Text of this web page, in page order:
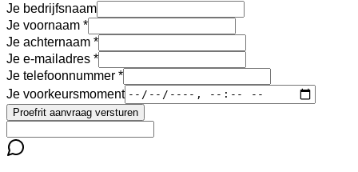
Je bedrijfsnaam
Je voornaam
Je achternaam
Je e-mailadres
Je telefoonnummer
Je voorkeursmoment
Proefrit aanvraag versturen